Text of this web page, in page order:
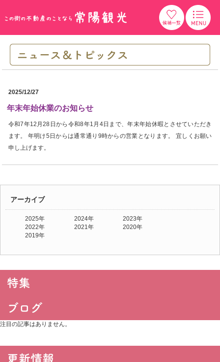
2025/12/27
年末年始休業のお知らせ
令和7年12月28日から令和8年1月4日まで、年末年始休暇とさせていただき
ます。 年明け5日からは通常通り9時からの営業となります。 宜しくお願い
申し上げます。
アーカイブ
2025年 2024年
2023年
2022年
2021年
2020年
2019年
注目の記事はありません。